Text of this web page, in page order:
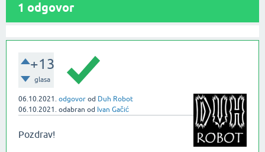
1 odgovor
+13
glasa
06.10.2021. odgovor od Duh Robot
06.10.2021. odabran od Ivan Gačić
Pozdrav!